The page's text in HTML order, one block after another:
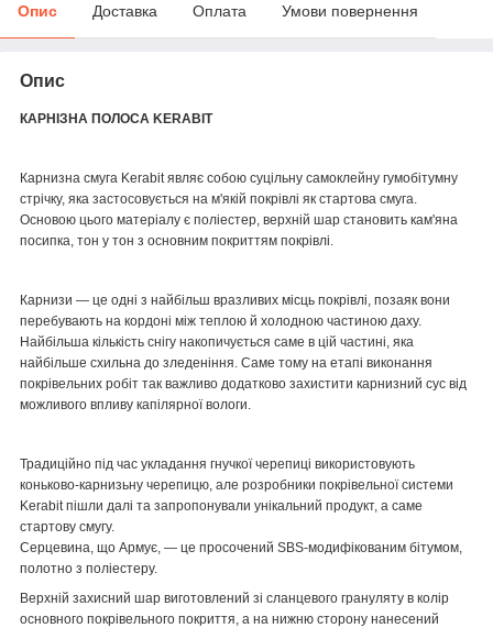
Опис Доставка Оплата Умови повернення
Опис
КАРНІЗНА ПОЛОСА KERABIT
Карнизна смуга Kerabit являє собою суцільну самоклейну гумобітумну
стрічку, яка застосовується на м'якій покрівлі як стартова смуга.
Основою цього матеріалу є поліестер, верхній шар становить кам'яна
посипка, тон у тон з основним покриттям покрівлі.
Карнизи — це одні з найбільш вразливих місць покрівлі, позаяк вони
перебувають на кордоні між теплою й холодною частиною даху.
Найбільша кількість снігу накопичується саме в цій частині, яка
найбільше схильна до зледеніння. Саме тому на етапі виконання
покрівельних робіт так важливо додатково захистити карнизний сус від
можливого впливу капілярної вологи.
Традиційно під час укладання гнучкої черепиці використовують
коньково-карнизьну черепицю, але розробники покрівельної системи
Kerabit пішли далі та запропонували унікальний продукт, а саме
стартову смугу.
Серцевина, що Армує, — це просочений SBS-модифікованим бітумом,
полотно з поліестеру.
Верхній захисний шар виготовлений зі сланцевого грануляту в колір
основного покрівельного покриття, а на нижню сторону нанесений